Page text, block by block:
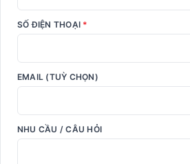
SỐ ĐIỆN THOẠI *
EMAIL (TUỲ CHỌN)
NHU CẦU / CÂU HỎI